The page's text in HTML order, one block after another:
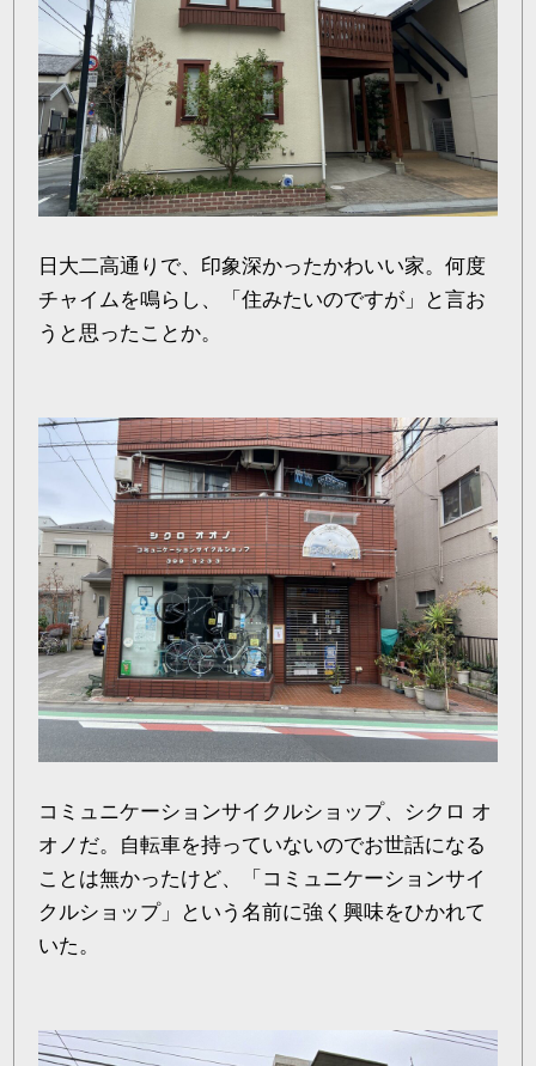
日大二高通りで、印象深かったかわいい家。何度
チャイムを鳴らし、「住みたいのですが」と言お
うと思ったことか。
コミュニケーションサイクルショップ、シクロ オ
オノだ。自転車を持っていないのでお世話になる
ことは無かったけど、「コミュニケーションサイ
クルショップ」という名前に強く興味をひかれて
いた。